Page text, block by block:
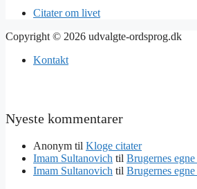
Citater om livet
Copyright © 2026 udvalgte-ordsprog.dk
Kontakt
Nyeste kommentarer
Anonym til Kloge citater
Imam Sultanovich til Brugernes
Imam Sultanovich til Brugernes